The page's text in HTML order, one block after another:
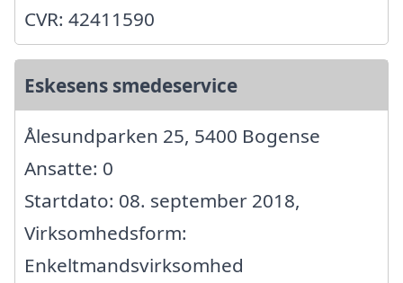
CVR: 42411590
Eskesens smedeservice
Ålesundparken 25, 5400 Bogense
Ansatte: 0
Startdato: 08. september 2018,
Virksomhedsform:
Enkeltmandsvirksomhed